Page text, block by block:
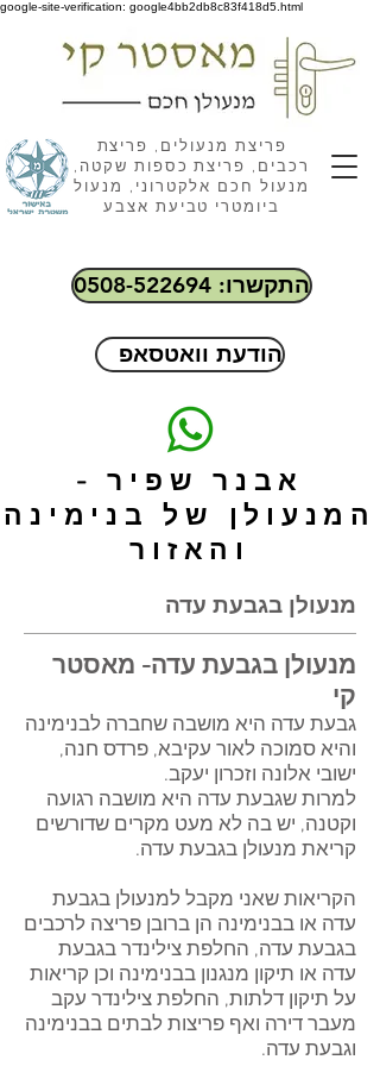
google-site-verification: google4bb2db8c83f418d5.html
פריצת מנעולים, פריצת
רכבים, פריצת כספות שקטה,
מנעול חכם אלקטרוני, מנעול
ביומטרי טביעת אצבע
התקשרו: 0508-522694
אבנר שפיר -
המנעולן של בנימינה
והאזור
הודעת וואטסאפ
מנעולן בגבעת עדה
מנעולן בגבעת עדה- מאסטר
קי
גבעת עדה היא מושבה שחברה לבנימינה
והיא סמוכה לאור עקיבא, פרדס חנה,
ישובי אלונה וזכרון יעקב.
למרות שגבעת עדה היא מושבה רגועה
וקטנה, יש בה לא מעט מקרים שדורשים
קריאת מנעולן בגבעת עדה.
הקריאות שאני מקבל למנעולן בגבעת
עדה או בבנימינה הן ברובן פריצה לרכבים
בגבעת עדה, החלפת צילינדר בגבעת
עדה או תיקון מנגנון בבנימינה וכן קריאות
על תיקון דלתות, החלפת צילינדר עקב
מעבר דירה ואף פריצות לבתים בבנימינה
וגבעת עדה.